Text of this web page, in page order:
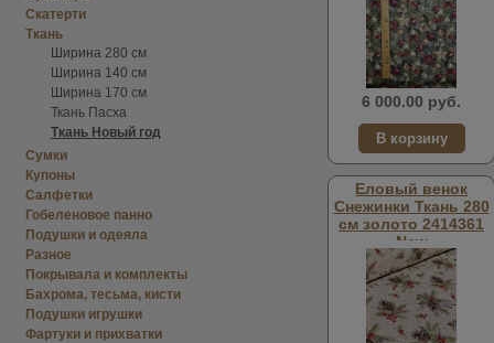
Скатерти
Ткань
Ширина 280 см
Ширина 140 см
Ширина 170 см
Ткань Пасха
Ткань Новый год
Сумки
Купоны
Салфетки
Гобеленовое панно
Подушки и одеяла
Разное
Покрывала и комплекты
Бахрома, тесьма, кисти
Подушки игрушки
Фартуки и прихватки
6 000.00 руб.
Еловый венок
Снежинки Ткань 280
см золото 2414361
New